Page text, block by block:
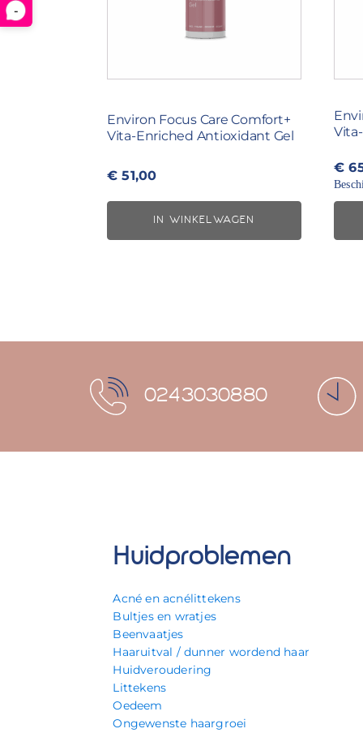
-
Environ Focus Care Comfort+
Vita-Enriched Antioxidant Gel
€ 51,00
IN WINKELWAGEN
€
0243030880
Huidproblemen
Acné en acnélittekens
Bultjes en wratjes
Beenvaatjes
Haaruitval / dunner wordend haar
Huidveroudering
Littekens
Oedeem
Ongewenste haargroei